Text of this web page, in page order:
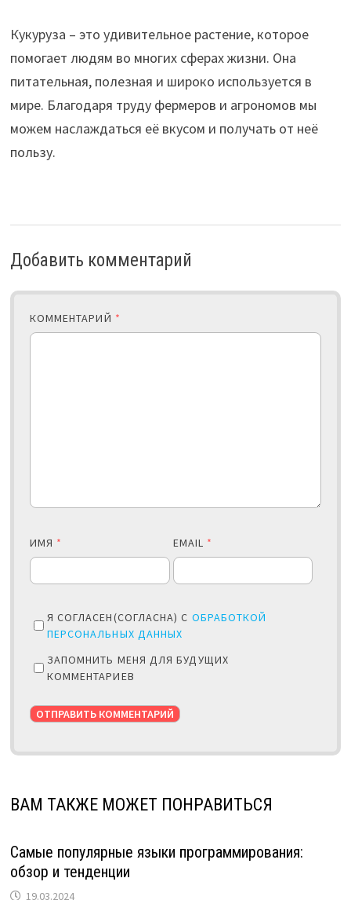
Кукуруза – это удивительное растение, которое
помогает людям во многих сферах жизни. Она
питательная, полезная и широко используется в
мире. Благодаря труду фермеров и агрономов мы
можем наслаждаться её вкусом и получать от неё
пользу.
Добавить комментарий
КОММЕНТАРИЙ *
ИМЯ * EMAIL *
Я СОГЛАСЕН(СОГЛАСНА) С ОБРАБОТКОЙ
ПЕРСОНАЛЬНЫХ ДАННЫХ
ЗАПОМНИТЬ МЕНЯ ДЛЯ БУДУЩИХ
КОММЕНТАРИЕВ
ВАМ ТАКЖЕ МОЖЕТ ПОНРАВИТЬСЯ
Самые популярные языки программирования:
обзор и тенденции
19.03.2024